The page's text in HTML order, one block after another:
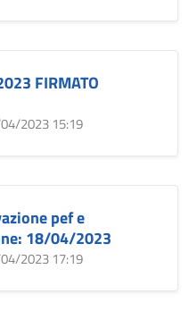
FIRMATO
2023 15:19
pef e
18/04/2023
2023 17:19